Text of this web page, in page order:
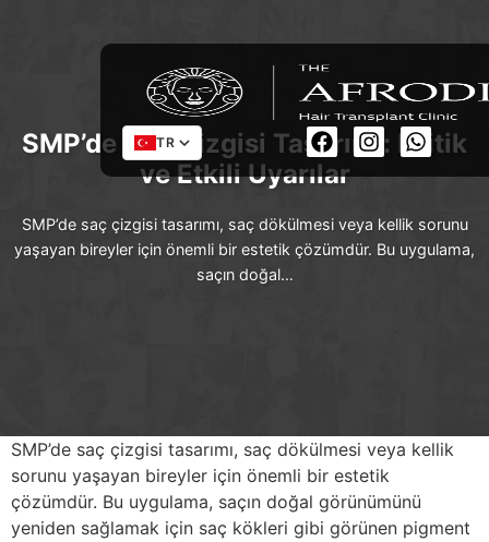
TR
SMP’de Saç Çizgisi Tasarımı: Kritik
ve Etkili Uyarılar
SMP’de saç çizgisi tasarımı, saç dökülmesi veya kellik sorunu
yaşayan bireyler için önemli bir estetik çözümdür. Bu uygulama,
saçın doğal…
SMP’de saç çizgisi tasarımı, saç dökülmesi veya kellik
sorunu yaşayan bireyler için önemli bir estetik
çözümdür. Bu uygulama, saçın doğal görünümünü
yeniden sağlamak için saç kökleri gibi görünen pigment